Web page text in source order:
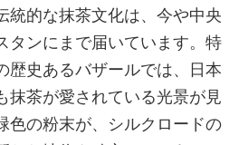
統的な抹茶文化は、今や中央
タンにまで届いています。特
歴史あるバザールでは、日本
抹茶が愛されている光景が見
色の粉末が、シルクロードの